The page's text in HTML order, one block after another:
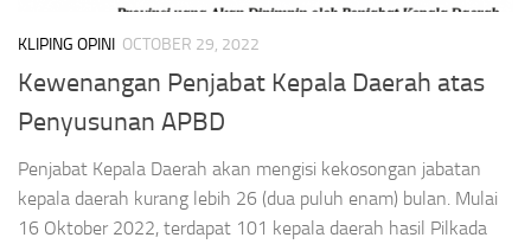
KLIPING OPINI OCTOBER 29, 2022
Kewenangan Penjabat Kepala Daerah atas
Penyusunan APBD
Penjabat Kepala Daerah akan mengisi kekosongan jabatan
kepala daerah kurang lebih 26 (dua puluh enam) bulan. Mulai
16 Oktober 2022, terdapat 101 kepala daerah hasil Pilkada